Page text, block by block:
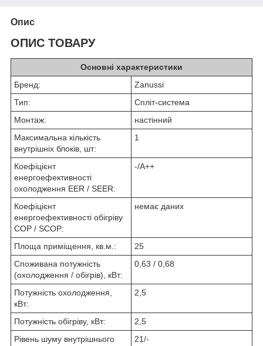
Опис
ОПИС ТОВАРУ
Основні характеристики
Бренд:
Zanussi
Тип:
Спліт-система
Монтаж:
настінний
Максимальна кількість
внутрішніх блоків, шт:
1
Коефіцієнт
енергоефективності
охолодження EER / SEER:
-/A++
Коефіцієнт
енергоефективності обігріву
COP / SCOP:
немає даних
Площа приміщення, кв.м.:
25
Споживана потужність
(охолодження / обігрів), кВт:
0,63 / 0,68
Потужність охолодження,
кВт:
2,5
Потужність обігріву, кВт:
2,5
Рівень шуму внутрішнього
21/-